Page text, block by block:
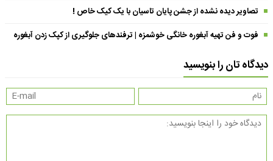
تصاویر دیده نشده از جشن پایان تاسیان با یک کیک خاص !
فوت و فن تهیه آبغوره خانگی خوشمزه | ترفندهای جلوگیری از کپک زدن آبغوره
دیدگاه تان را بنویسید